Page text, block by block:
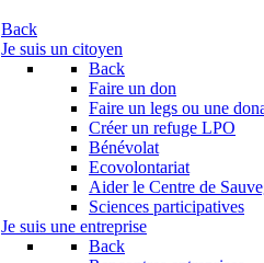
Back
Je suis un citoyen
Back
Faire un don
Faire un legs ou une
Créer un refuge LPO
Bénévolat
Ecovolontariat
Aider le Centre de
Sciences participatives
Je suis une entreprise
Back